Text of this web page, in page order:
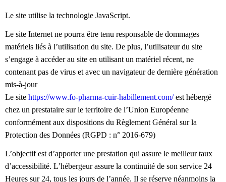
Le site utilise la technologie JavaScript.
Le site Internet ne pourra être tenu responsable de dommages
matériels liés à l’utilisation du site. De plus, l’utilisateur du site
s’engage à accéder au site en utilisant un matériel récent, ne
contenant pas de virus et avec un navigateur de dernière génération
mis-à-jour
Le site https://www.fo-pharma-cuir-habillement.com/est hébergé
chez un prestataire sur le territoire de l’Union Européenne
conformément aux dispositions du Règlement Général sur la
Protection des Données (RGPD : n° 2016-679)
L’objectif est d’apporter une prestation qui assure le meilleur taux
d’accessibilité. L’hébergeur assure la continuité de son service 24
Heures sur 24, tous les jours de l’année. Il se réserve néanmoins la